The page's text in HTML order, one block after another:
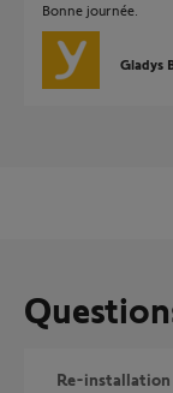
Bonne journée.
Gladys
Re-